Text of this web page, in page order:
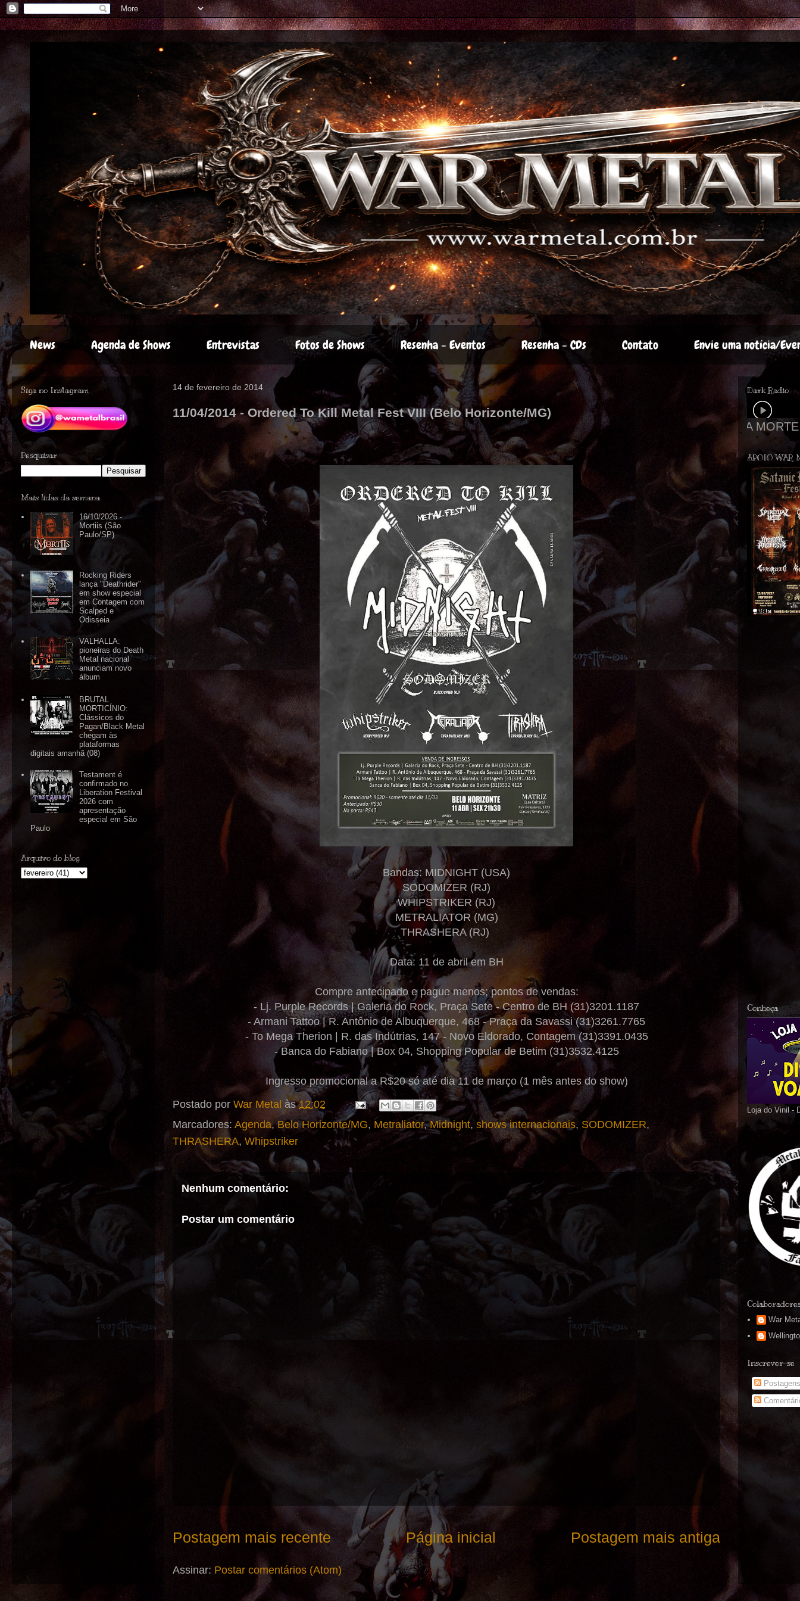
News Agenda de Shows Entrevistas Fotos de Shows Resenha - Eventos Resenha - CDs Contato Envie uma notícia/
14 de fevereiro de 2014
11/04/2014 - Ordered To Kill Metal Fest VIII (Belo Horizonte/MG)
Bandas: MIDNIGHT (USA)
SODOMIZER (RJ)
WHIPSTRIKER (RJ)
METRALIATOR (MG)
THRASHERA (RJ)
Data: 11 de abril em BH
Compre antecipado e pague menos; pontos de vendas:
- Lj. Purple Records | Galeria do Rock, Praça Sete - Centro de BH (31)3201.1187
- Armani Tattoo | R. Antônio de Albuquerque, 468 - Praça da Savassi (31)3261.7765
- To Mega Therion | R. das Indútrias, 147 - Novo Eldorado, Contagem (31)3391.0435
- Banca do Fabiano | Box 04, Shopping Popular de Betim (31)3532.4125
Ingresso promocional a R$20 só até dia 11 de março (1 mês antes do show)
Postado por War Metal às12:02
Marcadores: Agenda,Belo Horizonte/MG, Metraliator,Midnight, shows internacionais, SODOMIZER,
THRASHERA, Whipstriker
Nenhum comentário:
Postar um comentário
Postagem mais recente Postagem mais antiga
Página inicial
Assinar: Postar comentários (Atom)
Siga no Instagram
Pesquisar
Mais lidas da semana
16/10/2026 -
Mortiis (São
Paulo/SP)
Rocking Riders
lança "Deathrider"
em show especial
em Contagem com
Scalped e
Odisseia
VALHALLA:
pioneiras do Death
Metal nacional
anunciam novo
álbum
BRUTAL
MORTICÍNIO:
Clássicos do
Pagan/Black Metal
chegam às
plataformas
digitais amanhã (08)
Testament é
confirmado no
Liberation Festival
2026 com
apresentação
especial em São
Paulo
Arquivo do blog
Dark Radio
APOIO WAR
Conheça
Loja do Vinil -
War
Inscrever-se
Postagens